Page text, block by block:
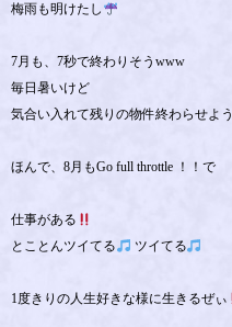
梅雨も明けたし
7月も、7秒で終わりそうwww
毎日暑いけど
気合い入れて残りの物件終わらせよう
ほんで、8月もGo full throttle ！！で
仕事がある
とことんツイてる
ツイてる
1度きりの人生好きな様に生きるぜぃ